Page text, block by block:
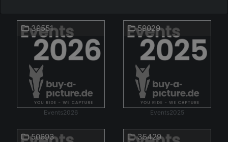
39551
Events2026
59029
Events2025
50693 35429